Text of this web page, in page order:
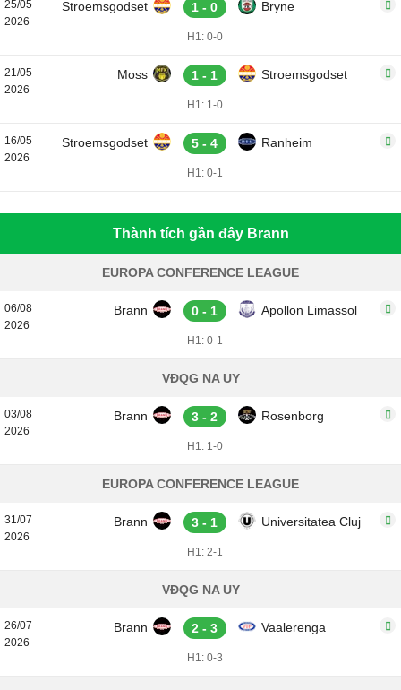
25/05
2026
Stroemsgodset 1 - 0 Bryne
H1: 0-0
21/05
2026
Moss 1 - 1 Stroemsgodset
H1: 1-0
16/05
2026
Stroemsgodset 5 - 4 Ranheim
H1: 0-1
Thành tích gần đây Brann
EUROPA CONFERENCE LEAGUE
06/08
2026
Brann 0 - 1 Apollon Limassol
H1: 0-1
VĐQG NA UY
03/08
2026
Brann 3 - 2 Rosenborg
H1: 1-0
EUROPA CONFERENCE LEAGUE
31/07
2026
Brann 3 - 1 Universitatea Cluj
H1: 2-1
VĐQG NA UY
26/07
2026
Brann 2 - 3 Vaalerenga
H1: 0-3